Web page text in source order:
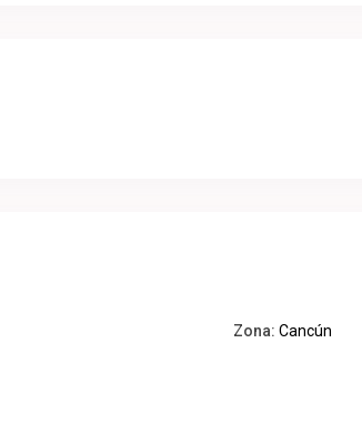
Zona: Cancún